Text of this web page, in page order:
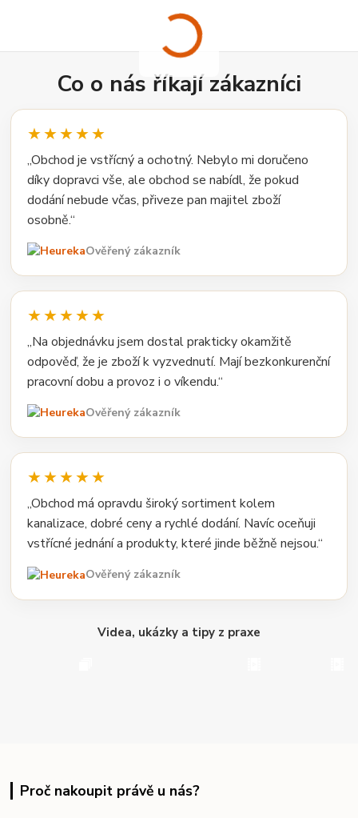
Co o nás říkají zákazníci
★★★★★
„Obchod je vstřícný a ochotný. Nebylo mi doručeno
díky dopravci vše, ale obchod se nabídl, že pokud
dodání nebude včas, přiveze pan majitel zboží
osobně.“
Ověřený zákazník
★★★★★
„Na objednávku jsem dostal prakticky okamžitě
odpověď, že je zboží k vyzvednutí. Mají bezkonkurenční
pracovní dobu a provoz i o víkendu.“
Ověřený zákazník
★★★★★
„Obchod má opravdu široký sortiment kolem
kanalizace, dobré ceny a rychlé dodání. Navíc oceňuji
vstřícné jednání a produkty, které jinde běžně nejsou.“
Ověřený zákazník
Videa, ukázky a tipy z praxe
Proč nakoupit právě u nás?